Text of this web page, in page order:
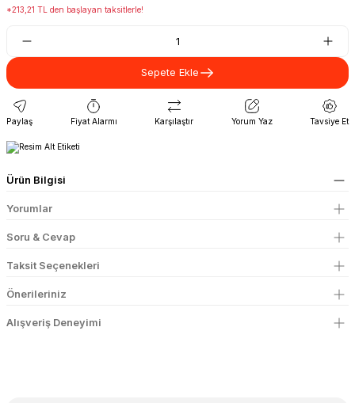
*213,21 TL den başlayan taksitlerle!
Sepete Ekle
Paylaş Fiyat Alarmı Karşılaştır Yorum Yaz Tavsiye Et
Ürün Bilgisi
Yorumlar
Soru & Cevap
Taksit Seçenekleri
Önerileriniz
Alışveriş Deneyimi